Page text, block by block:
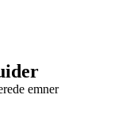
emner